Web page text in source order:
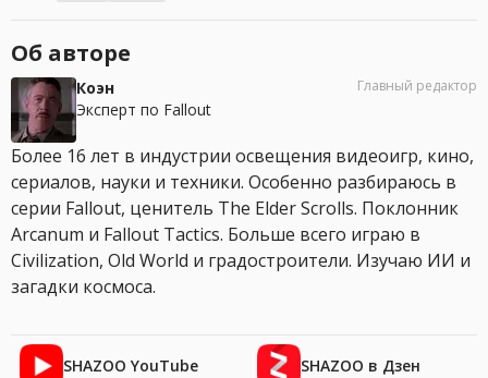
Об авторе
Коэн
Эксперт по Fallout
Главный редактор
Более 16 лет в индустрии освещения видеоигр, кино,
сериалов, науки и техники. Особенно разбираюсь в
серии Fallout, ценитель The Elder Scrolls. Поклонник
Arcanum и Fallout Tactics. Больше всего играю в
Civilization, Old World и градостроители. Изучаю ИИ и
загадки космоса.
SHAZOO YouTube SHAZOO в Дзен